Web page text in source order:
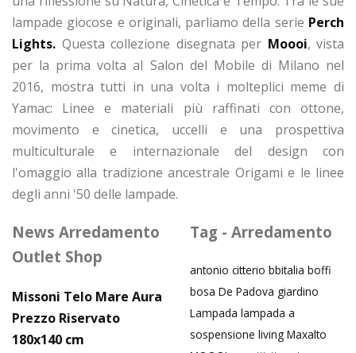
lampade giocose e originali, parliamo della serie Perch
Lights. Questa collezione disegnata per Moooi, vista
per la prima volta al Salon del Mobile di Milano nel
2016, mostra tutti in una volta i molteplici meme di
Yamac: Linee e materiali più raffinati con ottone,
movimento e cinetica, uccelli e una prospettiva
multiculturale e internazionale del design con
l'omaggio alla tradizione ancestrale Origami e le linee
degli anni '50 delle lampade.
News Arredamento
Outlet Shop
Missoni Telo Mare Aura
Prezzo Riservato
180x140 cm
Tag - Arredamento
antonio citterio bbitalia boffi
bosa De Padova giardino
Lampada lampada a
sospensione living Maxalto